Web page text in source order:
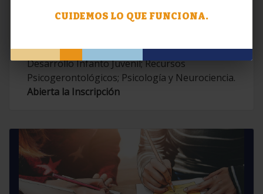
CUIDEMOS LO QUE FUNCIONA.
Extensión. Diplomaturas 2026.
Contemporáneas; Problemáticas en el
Desarrollo Infanto Juvenil; Recursos
Psicogerontológicos; Psicología y Neurociencia.
Abierta la Inscripción